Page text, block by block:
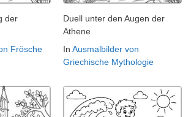
der
Frösche
Duell unter den Augen der
Athene
In Ausmalbilder von
Griechische Mythologie